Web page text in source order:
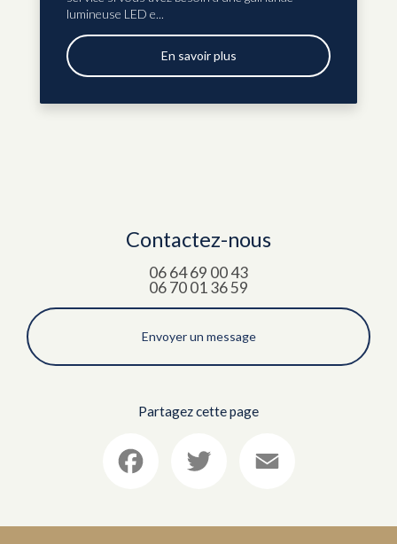
lumineuse LED e...
En savoir plus
Contactez-nous
06 64 69 00 43
06 70 01 36 59
Envoyer un message
Partagez cette page